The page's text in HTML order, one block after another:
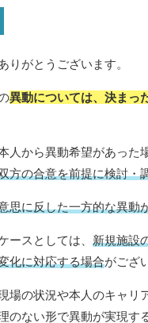
りがとうございます。
異動については、決まっ
人から異動希望があった
方の合意を前提に検討・
思に反した一方的な異動
ースとしては、 新規施設
化に対応する場合がござ
場の状況や本人のキャリ
のない形で異動が実現す